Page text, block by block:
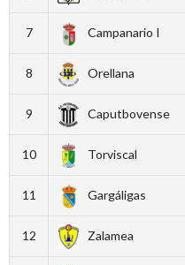
7 Campanario I
8 Orellana
9 Caputbovense
10 Torviscal
11 Gargáligas
12 Zalamea